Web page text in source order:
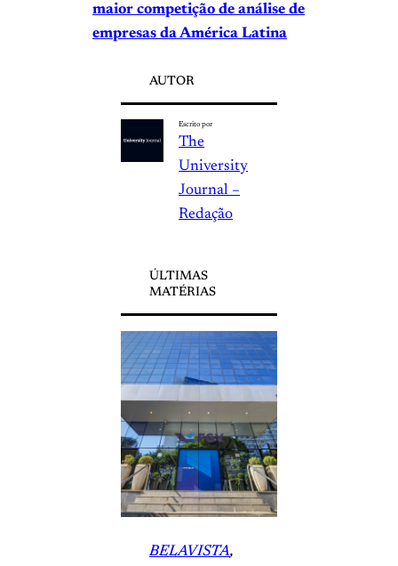
maior competição de análise de
empresas da América Latina
AUTOR
Escrito por
The
University
Journal –
Redação
ÚLTIMAS
MATÉRIAS
BELAVISTA